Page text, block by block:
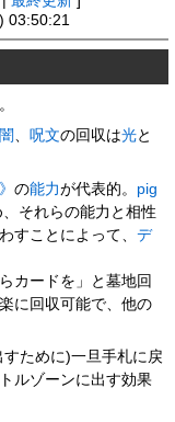
03:50:21
闇 呪文の回収は光と
の能力が代表的。 pig
それらの能力と相性
すことによって、デ
カードを」と墓地回
に回収可能で、他の
ために)一旦手札に戻
ルゾーンに出す効果